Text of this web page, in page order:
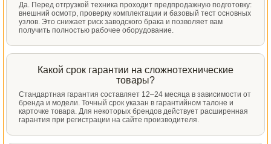
Да. Перед отгрузкой техника проходит предпродажную подготовку:
внешний осмотр, проверку комплектации и базовый тест основных
узлов. Это снижает риск заводского брака и позволяет вам
получить полностью рабочее оборудование.
Какой срок гарантии на сложнотехнические
товары?
Стандартная гарантия составляет 12–24 месяца в зависимости от
бренда и модели. Точный срок указан в гарантийном талоне и
карточке товара. Для некоторых брендов действует расширенная
гарантия при регистрации на сайте производителя.